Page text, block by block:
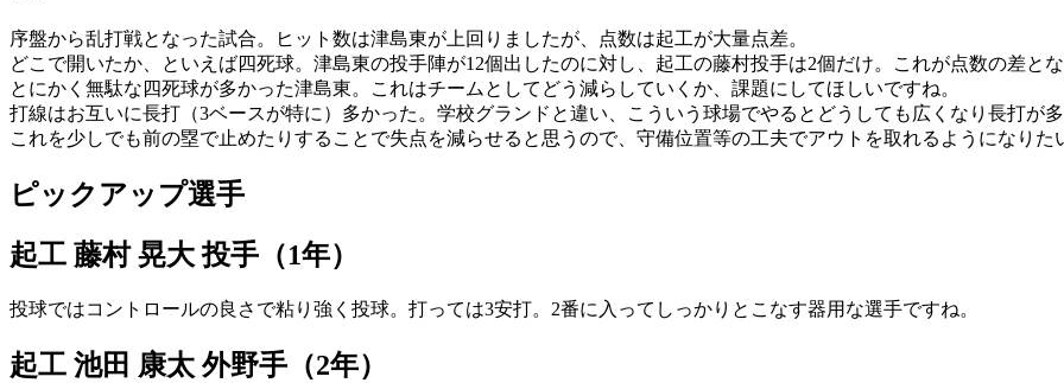
序盤から乱打戦となった試合。ヒット数は津島東が上回りましたが、点数は起工が大量点差。
どこで開いたか、といえば四死球。津島東の投手陣が12個出したのに対し、起工の藤村投手は2個だけ。これが点数の差と
とにかく無駄な四死球が多かった津島東。これはチームとしてどう減らしていくか、課題にしてほしいですね。
打線はお互いに長打（3ベースが特に）多かった。学校グランドと違い、こういう球場でやるとどうしても広くなり長打が
これを少しでも前の塁で止めたりすることで失点を減らせると思うので、守備位置等の工夫でアウトを取れるようになりた
ピックアップ選手
起工 藤村 晃大 投手（1年）
投球ではコントロールの良さで粘り強く投球。打っては3安打。2番に入ってしっかりとこなす器用な選手ですね。
起工 池田 康太 外野手（2年）